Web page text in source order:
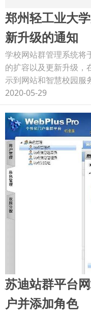
郑州轻工业大
新升级的通知
学校网站群管理系统将
的扩容以及更新升级，
示到网站和智慧校园服
2020-05-29
苏迪站群平台
户并添加角色